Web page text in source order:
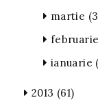
martie
februarie
ianuarie
2013 (61)